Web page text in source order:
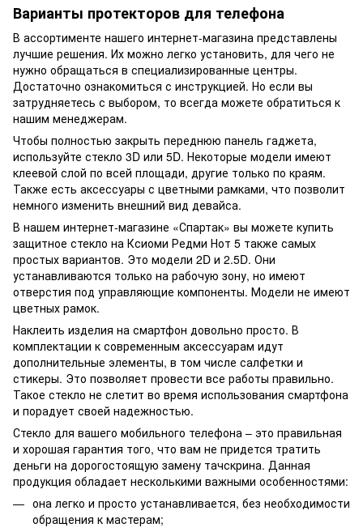
Варианты протекторов для телефона
В ассортименте нашего интернет-магазина представлены
лучшие решения. Их можно легко установить, для чего не
нужно обращаться в специализированные центры.
Достаточно ознакомиться с инструкцией. Но если вы
затрудняетесь с выбором, то всегда можете обратиться к
нашим менеджерам.
Чтобы полностью закрыть переднюю панель гаджета,
используйте стекло 3D или 5D. Некоторые модели имеют
клеевой слой по всей площади, другие только по краям.
Также есть аксессуары с цветными рамками, что позволит
немного изменить внешний вид девайса.
В нашем интернет-магазине «Спартак» вы можете купить
защитное стекло на Ксиоми Редми Нот 5 также самых
простых вариантов. Это модели 2D и 2.5D. Они
устанавливаются только на рабочую зону, но имеют
отверстия под управляющие компоненты. Модели не имеют
цветных рамок.
Наклеить изделия на смартфон довольно просто. В
комплектации к современным аксессуарам идут
дополнительные элементы, в том числе салфетки и
стикеры. Это позволяет провести все работы правильно.
Такое стекло не слетит во время использования смартфона
и порадует своей надежностью.
Стекло для вашего мобильного телефона – это правильная
и хорошая гарантия того, что вам не придется тратить
деньги на дорогостоящую замену тачскрина. Данная
продукция обладает несколькими важными особенностями:
она легко и просто устанавливается, без необходимости
обращения к мастерам;